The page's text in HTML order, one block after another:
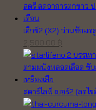
was:
3,700.00 ฿.
is:
เอ็กซ์2 (X2) ว่านชักมด
price
was:
2,850.00 ฿.
price
is:
สตาร์ไลฟ์ เบอร์2 (ลดไ